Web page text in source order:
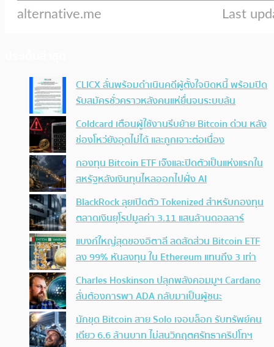
CLICX ลั่นพร้อมดำเนินคดีผู้ตั้งใจบิดหนี้ พร้อมปิด
รับสมัครชั่วคราวหลังคนแห่ยื่นจนระบบล้น
Coldcard เตือนผู้ใช้งานรีบย้าย Bitcoin ด่วน หลัง
ช่องโหว่ยังอุดไม่ได้ และถูกเจาะต่อเนื่อง
กองทุน Bitcoin ETF เจ๊งและปิดตัวเป็นแห่งแรกใน
สหรัฐหลังเงินทุนไหลออกไปฝั่ง AI
BlackRock ลุยเปิดตัว Tokenized สำหรับกองทุน
ตลาดเงินยุโรปมูลค่า 3.11 แสนล้านดอลลาร์
แบงก์ใหญ่สุดของอิตาลี ลดสัดส่วน Bitcoin ETF
ลง 99% หันลงทุน ใน Ethereum แทนถึง 3 เท่า
Charles Hoskinson ปลุกพลังคอมมูฯ Cardano
ลั่นต้องการพา ADA กลับมาเป็นผู้ชนะ
นักขุด Bitcoin สาย Solo เจอบล็อก รับทรัพย์คน
เดียว 6.6 ล้านบาท ไม่สนวิกฤตศรัทธาคริปโทฯ